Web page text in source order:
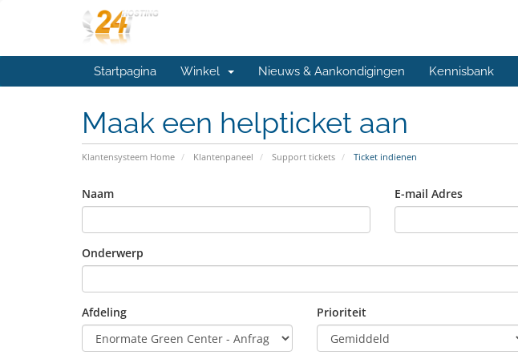
Startpagina Winkel Nieuws & Aankondigingen Kennisbank
Maak een helpticket aan
Klantensysteem Home Klantenpaneel Support tickets Ticket indienen
Naam E-mail Adres
Onderwerp
Afdeling Prioriteit